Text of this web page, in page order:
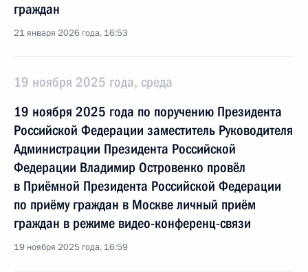
граждан
21 января 2026 года, 16:53
19 ноября 2025 года, среда
19 ноября 2025 года по поручению Президента
Российской Федерации заместитель Руководителя
Администрации Президента Российской
Федерации Владимир Островенко провёл
в Приёмной Президента Российской Федерации
по приёму граждан в Москве личный приём
граждан в режиме видео-конференц-связи
19 ноября 2025 года, 16:59